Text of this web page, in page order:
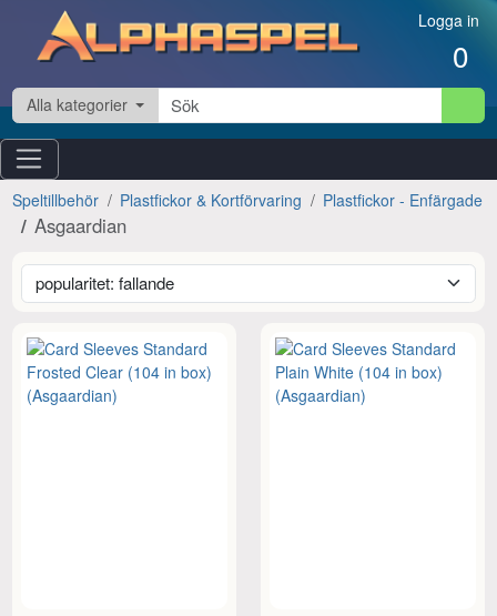
Hoppa till innehåll Logga in
0
Alla kategorier
Speltillbehör Plastfickor & Kortförvaring Plastfickor - Enfärgade
Asgaardian